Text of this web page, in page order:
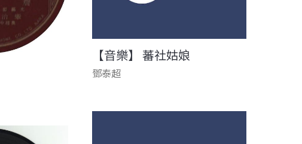
【音樂】 蕃社姑娘
鄧泰超